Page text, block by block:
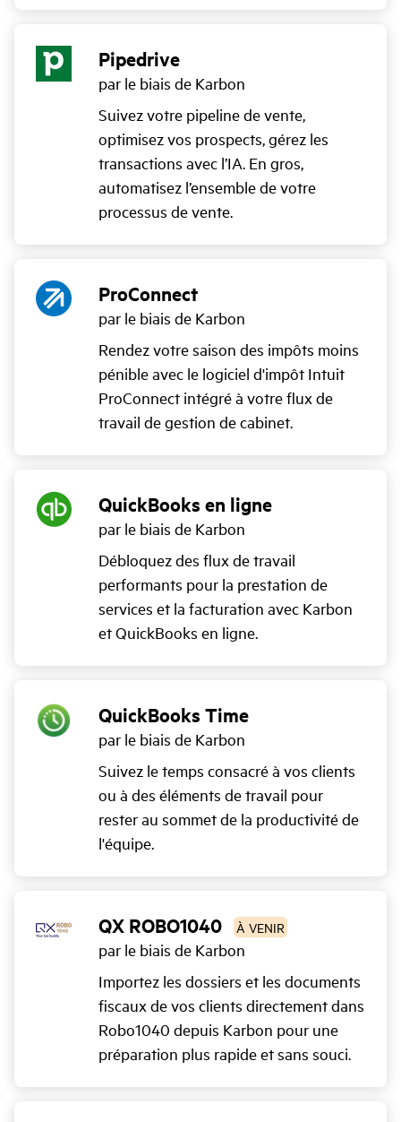
Pipedrive
par le biais de Karbon
Suivez votre pipeline de vente,
optimisez vos prospects, gérez les
transactions avec l’IA. En gros,
automatisez l’ensemble de votre
processus de vente.
ProConnect
par le biais de Karbon
Rendez votre saison des impôts moins
pénible avec le logiciel d'impôt Intuit
ProConnect intégré à votre flux de
travail de gestion de cabinet.
QuickBooks en ligne
par le biais de Karbon
Débloquez des flux de travail
performants pour la prestation de
services et la facturation avec Karbon
et QuickBooks en ligne.
QuickBooks Time
par le biais de Karbon
Suivez le temps consacré à vos clients
ou à des éléments de travail pour
rester au sommet de la productivité de
l'équipe.
QX ROBO1040 À VENIR
par le biais de Karbon
Importez les dossiers et les documents
fiscaux de vos clients directement dans
Robo1040 depuis Karbon pour une
préparation plus rapide et sans souci.